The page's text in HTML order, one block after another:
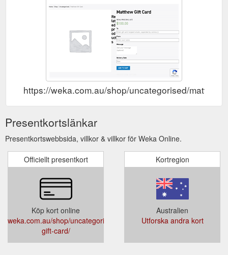
https://weka.com.au/shop/uncategorised/
Presentkortslänkar
Presentkortswebbsida, villkor & villkor för Weka Online.
Officiellt presentkort
Köp kort online
weka.com.au/shop/uncategorised/matthew-
gift-card/
Kortregion
Australien
Utforska andra kort